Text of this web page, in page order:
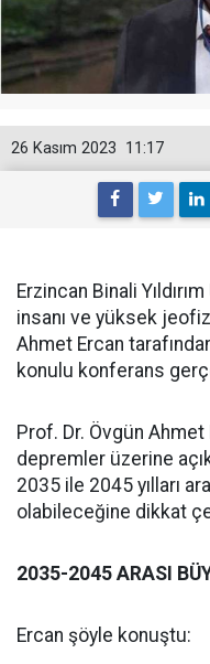
11:17
26 Kasım 2023
Erzincan Binali
insanı ve yüksek
Ahmet Ercan
konulu konferans
Prof. Dr. Övgün Ahmet
depremler üzerine
2035 ile 2045 yılları
olabileceğine dikkat
2035-2045 ARASI
Ercan şöyle konuştu: